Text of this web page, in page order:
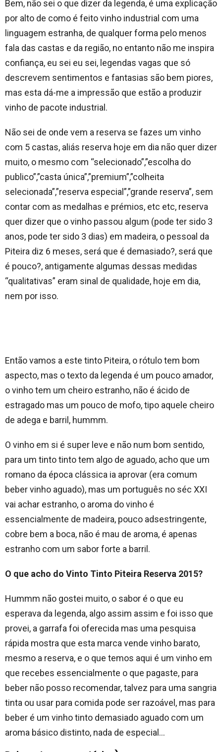
Bem, não sei o que dizer da legenda, é uma explicação
por alto de como é feito vinho industrial com uma
linguagem estranha, de qualquer forma pelo menos
fala das castas e da região, no entanto não me inspira
confiança, eu sei eu sei, legendas vagas que só
descrevem sentimentos e fantasias são bem piores,
mas esta dá-me a impressão que estão a produzir
vinho de pacote industrial.
Não sei de onde vem a reserva se fazes um vinho
com 5 castas, aliás reserva hoje em dia não quer dizer
muito, o mesmo com “selecionado”,”escolha do
publico”,”casta única”,”premium”,”colheita
selecionada”,”reserva especial”,”grande reserva”, sem
contar com as medalhas e prémios, etc etc, reserva
quer dizer que o vinho passou algum (pode ter sido 3
anos, pode ter sido 3 dias) em madeira, o pessoal da
Piteira diz 6 meses, será que é demasiado?, será que
é pouco?, antigamente algumas dessas medidas
“qualitativas” eram sinal de qualidade, hoje em dia,
nem por isso.
Então vamos a este tinto Piteira, o rótulo tem bom
aspecto, mas o texto da legenda é um pouco amador,
o vinho tem um cheiro estranho, não é ácido de
estragado mas um pouco de mofo, tipo aquele cheiro
de adega e barril, hummm.
O vinho em si é super leve e não num bom sentido,
para um tinto tinto tem algo de aguado, acho que um
romano da época clássica ia aprovar (era comum
beber vinho aguado), mas um português no séc XXI
vai achar estranho, o aroma do vinho é
essencialmente de madeira, pouco adsestringente,
cobre bem a boca, não é mau de aroma, é apenas
estranho com um sabor forte a barril.
O que acho do Vinto Tinto Piteira Reserva 2015?
Hummm não gostei muito, o sabor é o que eu
esperava da legenda, algo assim assim e foi isso que
provei, a garrafa foi oferecida mas uma pesquisa
rápida mostra que esta marca vende vinho barato,
mesmo a reserva, e o que temos aqui é um vinho em
que recebes essencialmente o que pagaste, para
beber não posso recomendar, talvez para uma sangria
tinta ou usar para comida pode ser razoável, mas para
beber é um vinho tinto demasiado aguado com um
aroma básico distinto, nada de especial…